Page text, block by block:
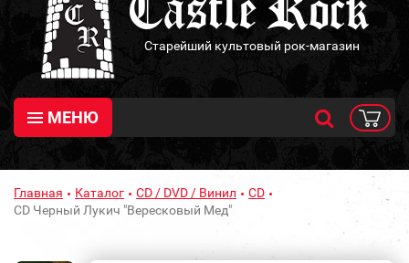
Старейший культовый рок-магазин
МЕНЮ
Главная Каталог CD / DVD / Винил
CD
CD Черный Лукич "Вересковый Мед"